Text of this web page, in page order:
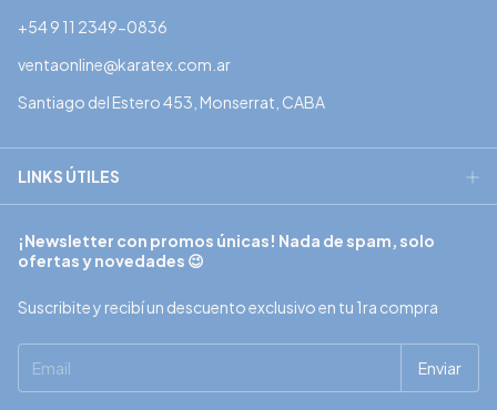
+54 9 11 2349-0836
ventaonline@karatex.com.ar
Santiago del Estero 453, Monserrat, CABA
LINKS ÚTILES
¡Newsletter con promos únicas! Nada de spam, solo
ofertas y novedades 😉
Suscribite y recibí un descuento exclusivo en tu 1ra compra